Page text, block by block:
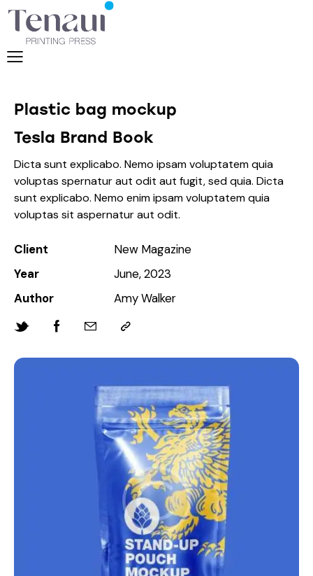
Plastic bag mockup
Tesla Brand Book
Dicta sunt explicabo. Nemo ipsam voluptatem quia
voluptas spernatur aut odit aut fugit, sed quia. Dicta
sunt explicabo. Nemo enim ipsam voluptatem quia
voluptas sit aspernatur aut odit.
Client
New Magazine
Year
June, 2023
Author
Amy Walker